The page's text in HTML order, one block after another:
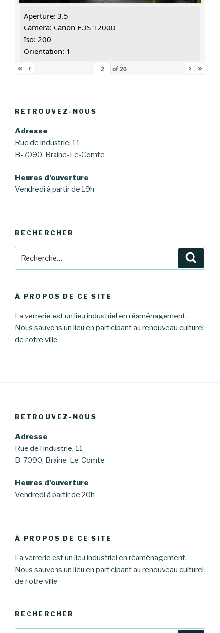
Aperture: 3.5
Camera: Canon EOS 1200D
Iso: 200
Orientation: 1
«
‹ of20 › »
RETROUVEZ-NOUS
Adresse
Rue de industrie, 11
B-7090, Braine-Le-Comte
Heures d’ouverture
Vendredi à partir de 19h
RECHERCHER
À PROPOS DE CE SITE
La verrerie est un lieu industriel en réaménagement.
Nous sauvons un lieu en participant au renouveau culturel
de notre ville
RETROUVEZ-NOUS
Adresse
Rue de l industrie, 11
B-7090, Braine-Le-Comte
Heures d’ouverture
Vendredi à partir de 20h
À PROPOS DE CE SITE
La verrerie est un lieu industriel en réaménagement.
Nous sauvons un lieu en participant au renouveau culturel
de notre ville
RECHERCHER